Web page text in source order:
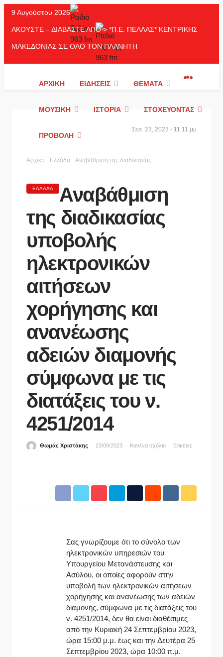
9 Αυγούστου 2026
ΑΚΟΥΣΤΕ – ΔΙΑΒΑΣΤΕ ΑΠΟ > *Π.Ε. ΠΕΛΛΑΣ* ΚΕΝΤΡΙΚΗΣ
ΜΑΚΕΔΟΝΙΑΣ ΣΕ ΟΛΟ ΤΟΝ ΠΛΑΝΗΤΗ
ΑΡΧΙΚΉ ΕΙΔΉΣΕΙΣ ΘΈΜΑΤΑ
ΜΟΥΣΙΚΉ ΙΣΤΟΡΊΑ ΣΤΟΧΕΎΟΝΤΑΣ
ΠΡΟΒΟΛΉ
Αρχική Ελλάδα Αναβάθμιση της διαδικασίας υποβολής ηλεκτρονικών αιτήσεων χορήγησης και ανανέωσης αδειών διαμονής σύμφωνα με τις διατάξεις του ν. 4251/2014
Σεπ. 23, 2023 - 11:11 μμ
ΕΛΛΆΔΑ
Αναβάθμιση
της διαδικασίας
υποβολής
ηλεκτρονικών
αιτήσεων
χορήγησης και
ανανέωσης
αδειών διαμονής
σύμφωνα με τις
διατάξεις του ν.
4251/2014
Θωμάς Χριστάκης 23/09/2023 Κανένα σχόλιο Ετικέτες
Σας γνωρίζουμε ότι το σύνολο των
ηλεκτρονικών υπηρεσιών του
Υπουργείου Μετανάστευσης και
Ασύλου, οι οποίες αφορούν στην
υποβολή των ηλεκτρονικών αιτήσεων
χορήγησης και ανανέωσης των αδειών
διαμονής, σύμφωνα με τις διατάξεις του
ν. 4251/2014, δεν θα είναι διαθέσιμες
από την Κυριακή 24 Σεπτεμβρίου 2023,
ώρα 15:00 μ.μ. έως και την Δευτέρα 25
Σεπτεμβρίου 2023, ώρα 10:00 π.μ.